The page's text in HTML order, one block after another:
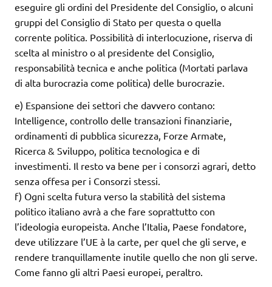
eseguire gli ordini del Presidente del Consiglio, o alcuni
gruppi del Consiglio di Stato per questa o quella
corrente politica. Possibilità di interlocuzione, riserva di
scelta al ministro o al presidente del Consiglio,
responsabilità tecnica e anche politica (Mortati parlava
di alta burocrazia come politica) delle burocrazie.
e) Espansione dei settori che davvero contano:
Intelligence, controllo delle transazioni finanziarie,
ordinamenti di pubblica sicurezza, Forze Armate,
Ricerca & Sviluppo, politica tecnologica e di
investimenti. Il resto va bene per i consorzi agrari, detto
senza offesa per i Consorzi stessi.
f) Ogni scelta futura verso la stabilità del sistema
politico italiano avrà a che fare soprattutto con
l’ideologia europeista. Anche l’Italia, Paese fondatore,
deve utilizzare l’UE à la carte, per quel che gli serve, e
rendere tranquillamente inutile quello che non gli serve.
Come fanno gli altri Paesi europei, peraltro.